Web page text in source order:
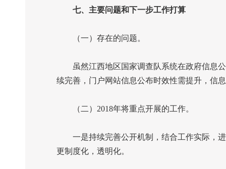
七、主要问题和下一步工作打算
（一）存在的问题。
虽然江西地区国家调查队系统在政府信息公
续完善，门户网站信息公布时效性需提升，信
（二） 2018年将重点开展的工作。
一是持续完善公开机制，结合工作实际，进
更制度化，透明化。